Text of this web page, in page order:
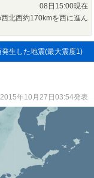
08日15:00現在
北西約170kmを西に進ん
生した地震(最大震度1)
2015年10月27日03:54発表